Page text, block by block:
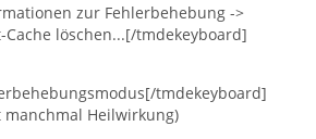
zur Fehlerbehebung ->
löschen...[/tmdekeyboard]
tmdekeyboard]
Heilwirkung)